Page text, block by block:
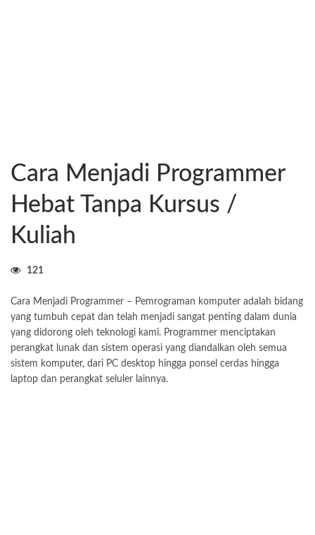
Cara Menjadi Programmer
Hebat Tanpa Kursus /
Kuliah
121
Cara Menjadi Programmer – Pemrograman komputer adalah bidang
yang tumbuh cepat dan telah menjadi sangat penting dalam dunia
yang didorong oleh teknologi kami. Programmer menciptakan
perangkat lunak dan sistem operasi yang diandalkan oleh semua
sistem komputer, dari PC desktop hingga ponsel cerdas hingga
laptop dan perangkat seluler lainnya.